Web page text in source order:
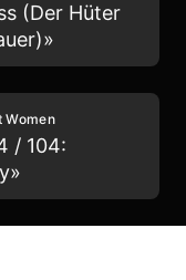
(Der Hüter
Women
/ 104: